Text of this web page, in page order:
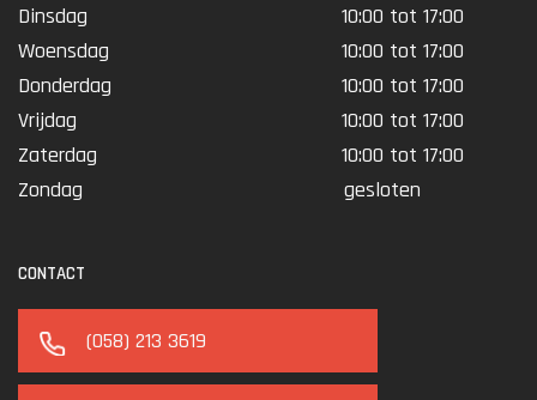
Dinsdag
10:00 tot 17:00
Woensdag
10:00 tot 17:00
Donderdag
10:00 tot 17:00
Vrijdag
10:00 tot 17:00
Zaterdag
10:00 tot 17:00
Zondag
gesloten
CONTACT
(058) 213 3619